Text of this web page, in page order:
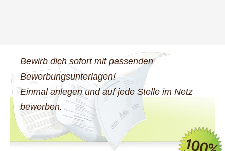
Bewirb dich sofort mit passenden
Bewerbungsunterlagen!
Einmal anlegen und auf jede Stelle im Netz
bewerben.